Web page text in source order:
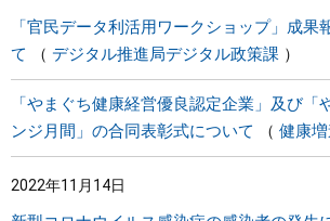
県政情報
「官民データ利活用ワークショップ」成果
て
デジタル推進局デジタル政策課
「やまぐち健康経営優良認定企業」及び「
ンジ月間」の合同表彰式について
健康
2022年11月14日